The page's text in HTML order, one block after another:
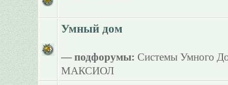
Умный дом
— подфорумы: Системы Умного
МАКСИОЛ